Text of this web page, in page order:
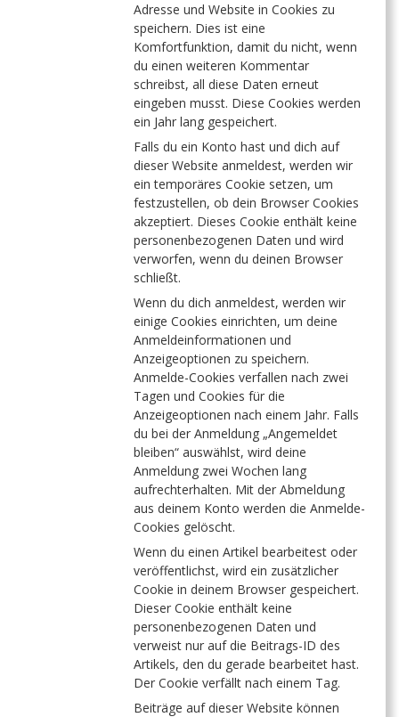
Adresse und Website in Cookies zu
speichern. Dies ist eine
Komfortfunktion, damit du nicht, wenn
du einen weiteren Kommentar
schreibst, all diese Daten erneut
eingeben musst. Diese Cookies werden
ein Jahr lang gespeichert.
Falls du ein Konto hast und dich auf
dieser Website anmeldest, werden wir
ein temporäres Cookie setzen, um
festzustellen, ob dein Browser Cookies
akzeptiert. Dieses Cookie enthält keine
personenbezogenen Daten und wird
verworfen, wenn du deinen Browser
schließt.
Wenn du dich anmeldest, werden wir
einige Cookies einrichten, um deine
Anmeldeinformationen und
Anzeigeoptionen zu speichern.
Anmelde-Cookies verfallen nach zwei
Tagen und Cookies für die
Anzeigeoptionen nach einem Jahr. Falls
du bei der Anmeldung „Angemeldet
bleiben“ auswählst, wird deine
Anmeldung zwei Wochen lang
aufrechterhalten. Mit der Abmeldung
aus deinem Konto werden die Anmelde-
Cookies gelöscht.
Wenn du einen Artikel bearbeitest oder
veröffentlichst, wird ein zusätzlicher
Cookie in deinem Browser gespeichert.
Dieser Cookie enthält keine
personenbezogenen Daten und
verweist nur auf die Beitrags-ID des
Artikels, den du gerade bearbeitet hast.
Der Cookie verfällt nach einem Tag.
Beiträge auf dieser Website können